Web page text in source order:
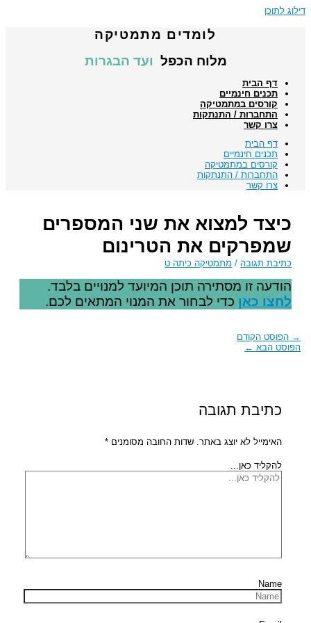
דילוג לתוכן
לומדים מתמטיקה
מלוח הכפל ועד הבגרות
דף הבית
תכנים חינמיים
קורסים במתמטיקה
התחברות / התנתקות
צרו קשר
דף הבית
תכנים חינמיים
קורסים במתמטיקה
התחברות / התנתקות
צרו קשר
כיצד למצוא את שני המספרים
שמפרקים את הטרינום
כתיבת תגובה / מתמטיקה כיתה ט
הודעה זו מסתירה תוכן המיועד למנויים בלבד.
לחצו כאן כדי לבחור את המנוי המתאים לכם.
→ הפוסט הקודם
הפוסט הבא ←
כתיבת תגובה
האימייל לא יוצג באתר. שדות החובה מסומנים*
להקליד כאן...
Name